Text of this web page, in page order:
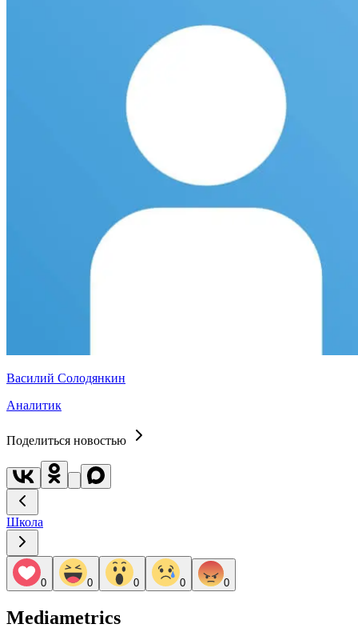
Василий Солодянкин
Аналитик
Поделиться новостью
Школа
0 0 0 0 0
Mediametrics